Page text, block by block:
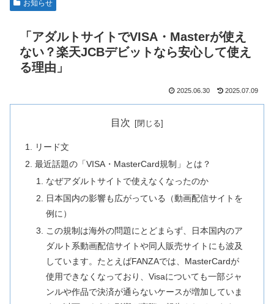
お知らせ
「アダルトサイトでVISA・Masterが使え
ない？楽天JCBデビットなら安心して使え
る理由」
2025.06.30 2025.07.09
目次
リード文
最近話題の「VISA・MasterCard規制」とは？
なぜアダルトサイトで使えなくなったのか
日本国内の影響も広がっている（動画配信サイトを
例に）
この規制は海外の問題にとどまらず、日本国内のア
ダルト系動画配信サイトや同人販売サイトにも波及
しています。たとえばFANZAでは、MasterCardが
使用できなくなっており、Visaについても一部ジャ
ンルや作品で決済が通らないケースが増加していま